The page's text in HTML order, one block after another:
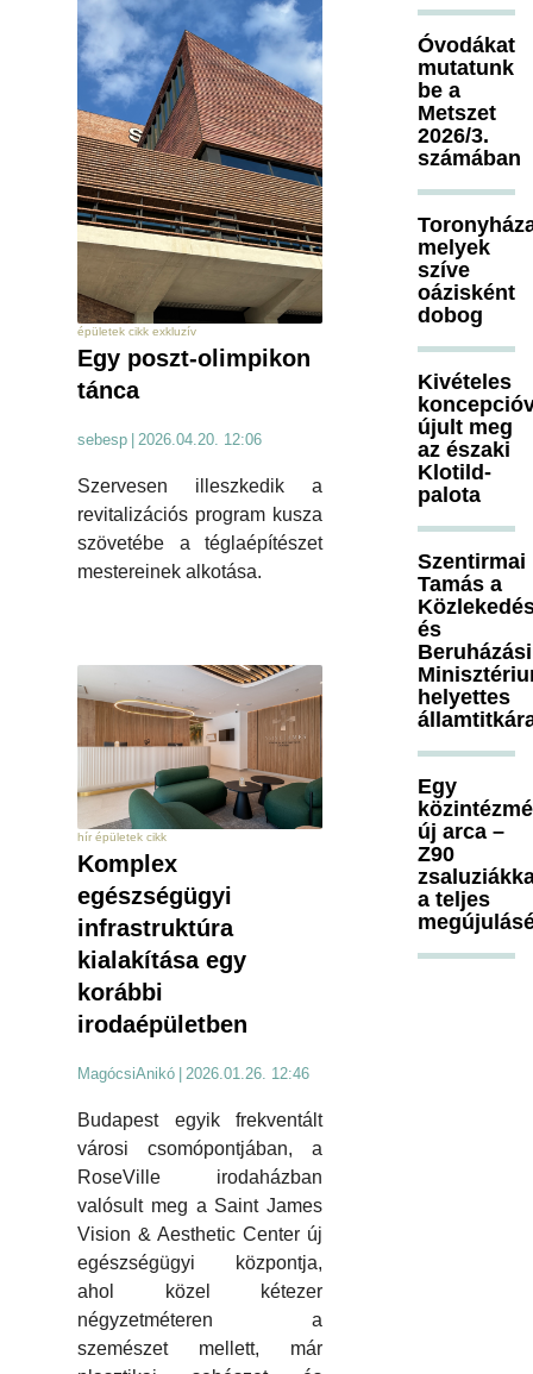
épületek cikk exkluzív
Egy poszt-olimpikon
tánca
sebesp 2026.04.20. 12:06
Szervesen illeszkedik a
revitalizációs program kusza
szövetébe a téglaépítészet
mestereinek alkotása.
hír épületek cikk
Komplex
egészségügyi
infrastruktúra
kialakítása egy
korábbi
irodaépületben
MagócsiAnikó | 2026.01.26. 12:46
Budapest egyik frekventált
városi csomópontjában, a
RoseVille irodaházban
valósult meg a Saint James
Vision & Aesthetic Center új
egészségügyi központja,
ahol közel kétezer
négyzetméteren a
szemészet mellett, már
Óvodákat
mutatunk
be a
Metszet
2026/3.
számában
melyek
szíve
oázisként
dobog
Kivételes
újult meg
az északi
Klotild-
palota
Szentirmai
Tamás a
és
Beruházási
helyettes
Egy
új arca –
Z90
a teljes